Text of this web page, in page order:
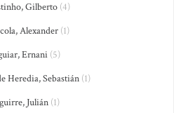
Gilberto (4)
Alexander(1)
Ernani (5)
Heredia, Sebastián(1)
Julián(1)